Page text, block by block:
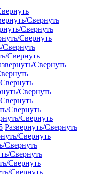
Свернуть
Свернуть
Свернуть
Свернуть
Свернуть
Свернуть
Свернуть
Свернуть
Свернуть
Развернуть/Свернуть
Свернуть
Свернуть
Свернуть
Свернуть
Свернуть